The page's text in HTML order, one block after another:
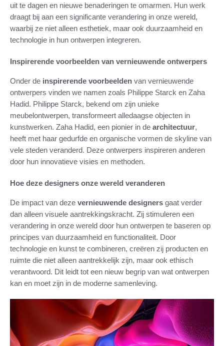
uit te dagen en nieuwe benaderingen te omarmen. Hun werk
draagt bij aan een significante verandering in onze wereld,
waarbij ze niet alleen esthetiek, maar ook duurzaamheid en
technologie in hun ontwerpen integreren.
Inspirerende voorbeelden van vernieuwende ontwerpers
Onder de inspirerende voorbeelden van vernieuwende
ontwerpers vinden we namen zoals Philippe Starck en Zaha
Hadid. Philippe Starck, bekend om zijn unieke
meubelontwerpen, transformeert alledaagse objecten in
kunstwerken. Zaha Hadid, een pionier in de architectuur,
heeft met haar gedurfde en organische vormen de skyline van
vele steden veranderd. Deze ontwerpers inspireren anderen
door hun innovatieve visies en methoden.
Hoe deze designers onze wereld veranderen
De impact van deze vernieuwende designers gaat verder
dan alleen visuele aantrekkingskracht. Zij stimuleren een
verandering in onze wereld door hun ontwerpen te baseren op
principes van duurzaamheid en functionaliteit. Door
technologie en kunst te combineren, creëren zij producten en
ruimte die niet alleen aantrekkelijk zijn, maar ook ethisch
verantwoord. Dit leidt tot een nieuw begrip van wat ontwerpen
kan en moet zijn in de moderne samenleving.